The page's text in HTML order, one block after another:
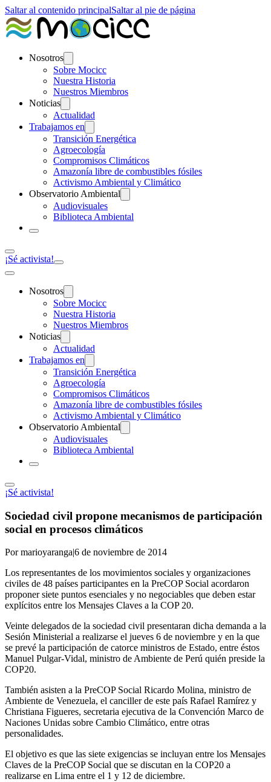
Saltar al contenido principalSaltar al pie de página
Nosotros
Sobre Mocicc
Nuestra Historia
Nuestros Miembros
Noticias
Actualidad
Trabajamos en
Transición Energética
Agroecología
Compromisos Climáticos
Amazonía libre de combustibles fósiles
Activismo Ambiental y Climático
Observatorio Ambiental
Audiovisuales
Biblioteca Ambiental
¡Sé activista!
Nosotros
Sobre Mocicc
Nuestra Historia
Nuestros Miembros
Noticias
Actualidad
Trabajamos en
Transición Energética
Agroecología
Compromisos Climáticos
Amazonía libre de combustibles fósiles
Activismo Ambiental y Climático
Observatorio Ambiental
Audiovisuales
Biblioteca Ambiental
¡Sé activista!
Sociedad civil propone mecanismos de participación
social en procesos climáticos
Por marioyaranga|6 de noviembre de 2014
Los representantes de los movimientos sociales y organizaciones
civiles de 48 países participantes en la PreCOP Social acordaron
proponer siete puntos esenciales y no negociables que deben estar
explícitos entre los Mensajes Claves a la COP 20.
Veinte delegados de la sociedad civil presentaran dicha demanda a la
Sesión Ministerial a realizarse el jueves 6 de noviembre y en la que
se prevé la participación de catorce ministros de Estado, entre éstos
Manuel Pulgar-Vidal, ministro de Ambiente de Perú quién preside la
COP20.
También asisten a la PreCOP Social Ricardo Molina, ministro de
Ambiente de Venezuela, el canciller de este país Rafael Ramírez y
Christiana Figueres, secretaria ejecutiva de la Convención Marco de
Naciones Unidas sobre Cambio Climático, entre otras
personalidades.
El objetivo es que las siete exigencias se incluyan entre los Mensajes
Claves de la PreCOP Social que se discutan en la COP20 a
realizarse en Lima entre el 1 y 12 de diciembre.